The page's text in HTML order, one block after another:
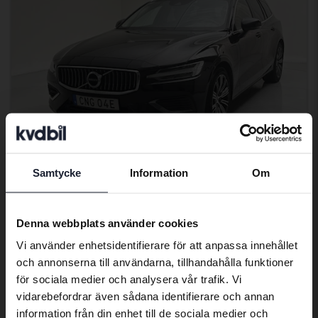
Samtycke Information Om
Denna webbplats använder cookies
Vi använder enhetsidentifierare för att anpassa innehållet
och annonserna till användarna, tillhandahålla funktioner
för sociala medier och analysera vår trafik. Vi
vidarebefordrar även sådana identifierare och annan
information från din enhet till de sociala medier och
Certifierad
Volvo V60
2021
7 666 mil
El/Bensin
Svedala
Ledande bud 235 500 kr
Med finansiering 2 007 kr/månad
Preferred language
We have detected that your browser
Swedish. To better service our friends
abroad we have an English language
site (kvdcars.com) that contains all the
same vehicles and services.